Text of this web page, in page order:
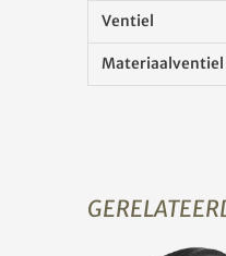
Ventiel
Materiaalventiel